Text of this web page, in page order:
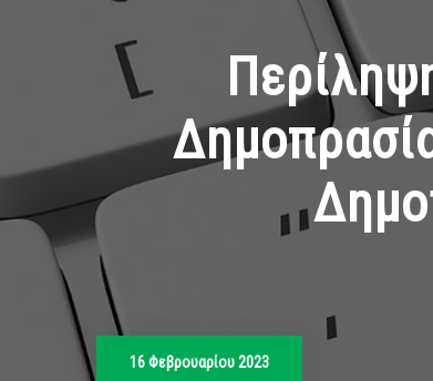
16 Φεβρουαρίου 2023